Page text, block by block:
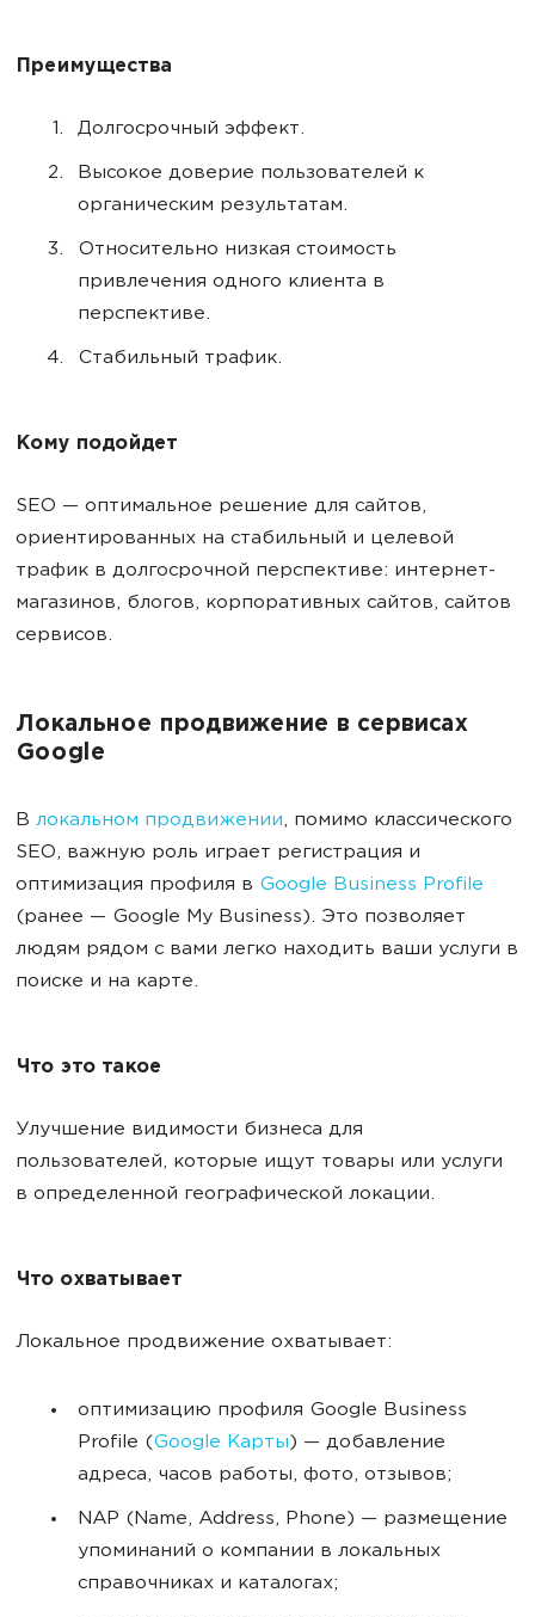
Преимущества
Долгосрочный эффект.
Высокое доверие пользователей к
органическим результатам.
Относительно низкая стоимость
привлечения одного клиента в
перспективе.
Стабильный трафик.
Кому подойдет
SEO — оптимальное решение для сайтов,
ориентированных на стабильный и целевой
трафик в долгосрочной перспективе: интернет-
магазинов, блогов, корпоративных сайтов, сайтов
сервисов.
Локальное продвижение в сервисах
Google
В локальном продвижении, помимо классического
SEO, важную роль играет регистрация и
оптимизация профиля в Google Business Profile
(ранее — Google My Business). Это позволяет
людям рядом с вами легко находить ваши услуги в
поиске и на карте.
Что это такое
Улучшение видимости бизнеса для
пользователей, которые ищут товары или услуги
в определенной географической локации.
Что охватывает
Локальное продвижение охватывает:
оптимизацию профиля Google Business
Profile (Google Карты) — добавление
адреса, часов работы, фото, отзывов;
NAP (Name, Address, Phone) — размещение
упоминаний о компании в локальных
справочниках и каталогах;